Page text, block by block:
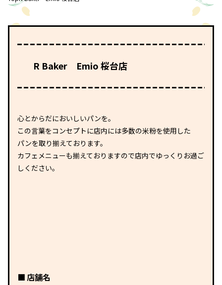
R Baker Emio 桜台店
心とからだにおいしいパンを。
この言葉をコンセプトに店内には多数の米粉を使用した
パンを取り揃えております。
カフェメニューも揃えておりますので店内でゆっくりお過ご
しください。
店舗名